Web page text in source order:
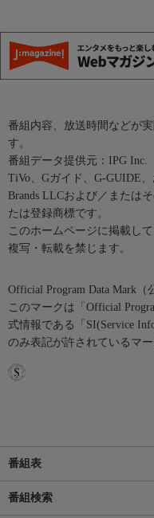
番組内容、放送時間などが
す。
番組データ提供元：IPG Inc.
TiVo、Gガイド、G-GUIDE
Brands LLCおよび／または
たは登録商標です。
このホームページに掲載し
複写・転載を禁じます。
Official Program Data Mark（
このマークは「Official
式情報である「SI(Service
のみ表記が許されているマー
番組表
番組検索